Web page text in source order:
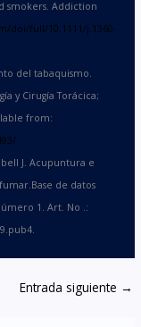
smokers. Addiction
doi/full/10.1111/j.1360-
del tabaquismo.
y Cirugía Torácica;
from:
J. Acupuntura e
de datos
1. Art. No .:
Entrada siguiente →